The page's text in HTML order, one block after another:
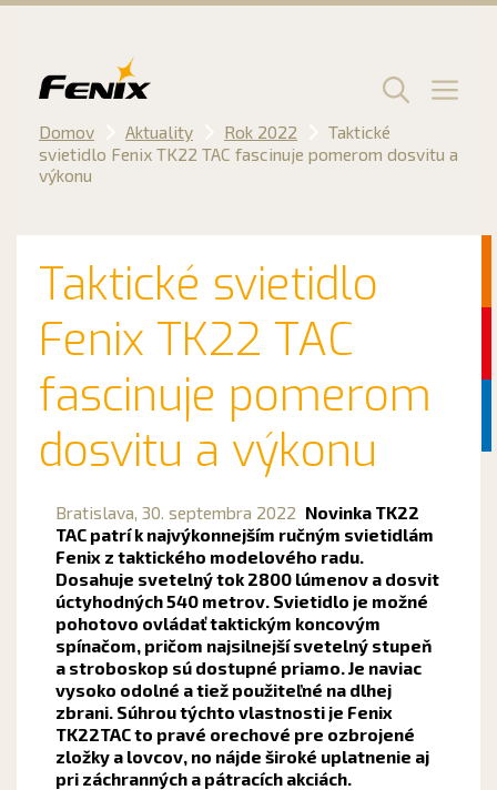
Menu
Domov Aktuality Rok 2022
Taktické
svietidlo Fenix TK22 TAC fascinuje pomerom dosvitu a
výkonu
Taktické svietidlo
Fenix TK22 TAC
fascinuje pomerom
dosvitu a výkonu
Bratislava, 30. septembra 2022 Novinka TK22
TAC patrí k najvýkonnejším ručným svietidlám
Fenix z taktického modelového radu.
Dosahuje svetelný tok 2800 lúmenov a dosvit
úctyhodných 540 metrov. Svietidlo je možné
pohotovo ovládať taktickým koncovým
spínačom, pričom najsilnejší svetelný stupeň
a stroboskop sú dostupné priamo. Je naviac
vysoko odolné a tiež použiteľné na dlhej
zbrani. Súhrou týchto vlastnosti je Fenix
TK22TAC to pravé orechové pre ozbrojené
zložky a lovcov, no nájde široké uplatnenie aj
pri záchranných a pátracích akciách.